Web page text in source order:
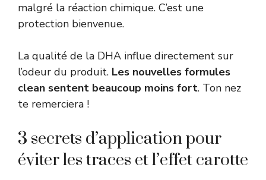
malgré la réaction chimique. C’est une
protection bienvenue.
La qualité de la DHA influe directement sur
l’odeur du produit. Les nouvelles formules
clean sentent beaucoup moins fort. Ton nez
te remerciera !
3 secrets d’application pour
éviter les traces et l’effet carotte